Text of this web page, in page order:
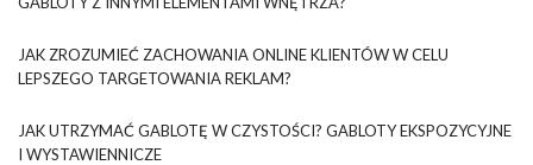
JAK ZROZUMIEĆ ZACHOWANIA ONLINE KLIENTÓW W CELU
LEPSZEGO TARGETOWANIA REKLAM?
JAK UTRZYMAĆ GABLOTĘ W CZYSTOŚCI? GABLOTY EKSPOZYCYJNE
I WYSTAWIENNICZE